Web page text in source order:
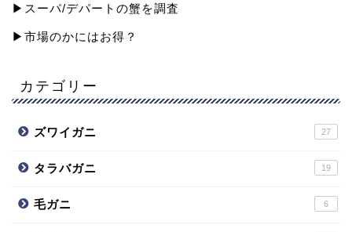
▶︎スーパ/デパートの蟹を調査
▶︎市場のかにはお得？
カテゴリー
ズワイガニ 27
タラバガニ 19
毛ガニ 6